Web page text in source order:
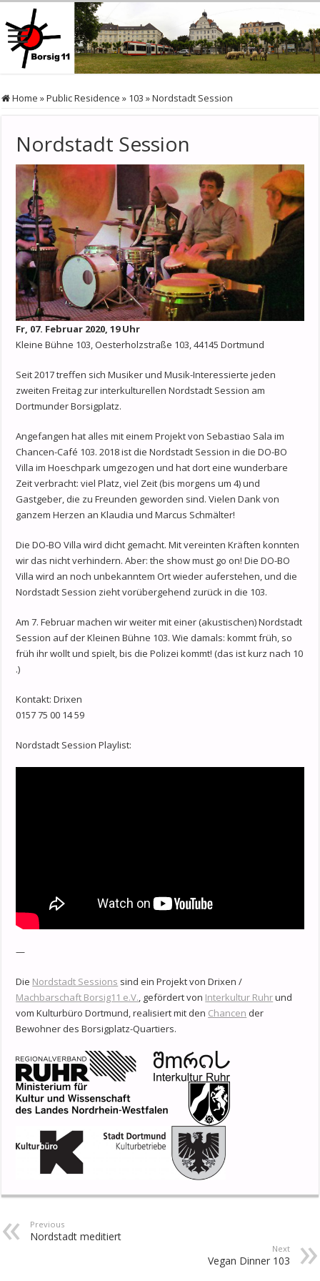
Home »Public Residence » 103 »Nordstadt Session
Nordstadt Session
Fr, 07. Februar 2020, 19 Uhr
Kleine Bühne 103, Oesterholzstraße 103, 44145 Dortmund
Seit 2017 treffen sich Musiker und Musik-Interessierte jeden
zweiten Freitag zur interkulturellen Nordstadt Session am
Dortmunder Borsigplatz.
Angefangen hat alles mit einem Projekt von Sebastiao Sala im
Chancen-Café 103. 2018 ist die Nordstadt Session in die DO-BO
Villa im Hoeschpark umgezogen und hat dort eine wunderbare
Zeit verbracht: viel Platz, viel Zeit (bis morgens um 4) und
Gastgeber, die zu Freunden geworden sind. Vielen Dank von
ganzem Herzen an Klaudia und Marcus Schmälter!
Die DO-BO Villa wird dicht gemacht. Mit vereinten Kräften konnten
wir das nicht verhindern. Aber: the show must go on! Die DO-BO
Villa wird an noch unbekanntem Ort wieder auferstehen, und die
Nordstadt Session zieht vorübergehend zurück in die 103.
Am 7. Februar machen wir weiter mit einer (akustischen) Nordstadt
Session auf der Kleinen Bühne 103. Wie damals: kommt früh, so
früh ihr wollt und spielt, bis die Polizei kommt! (das ist kurz nach 10
.)
Kontakt: Drixen
0157 75 00 14 59
Nordstadt Session Playlist:
—
Die Nordstadt Sessions sind ein Projekt von Drixen /
Machbarschaft Borsig11 e.V., gefördert von Interkultur Ruhrund
vom Kulturbüro Dortmund, realisiert mit den Chancen der
Bewohner des Borsigplatz-Quartiers.
Previous
Nordstadt meditiert
Next
Vegan Dinner 103